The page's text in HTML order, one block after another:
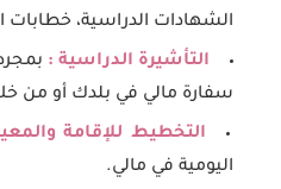
الشهادات الدراسية، خطابات
التأشيرة الدراسية :
سفارة مالي في بلدك أو من
التخطيط للإقامة
اليومية في مالي.